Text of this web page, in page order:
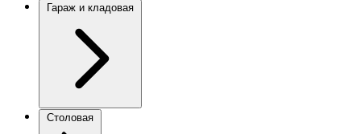
Гараж и кладовая
Столовая